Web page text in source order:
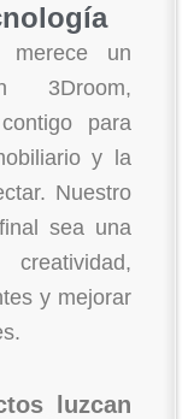
un
3Droom,
para
y la
Nuestro
sea una
y mejorar
luzcan